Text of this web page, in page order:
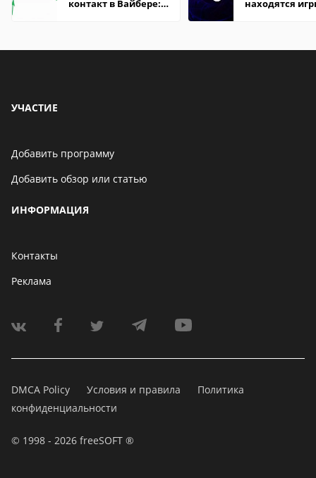
контакт в Вайбере:
находятся
УЧАСТИЕ
Добавить программу
Добавить обзор или статью
ИНФОРМАЦИЯ
Контакты
Реклама
DMCA Policy Условия и правила
Политика
конфиденциальности
© 1998 - 2026 freeSOFT ®